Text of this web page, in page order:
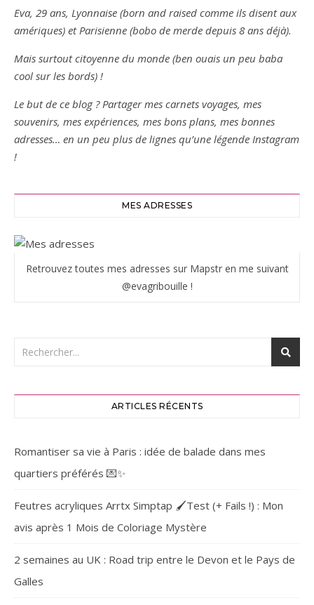
Eva, 29 ans, Lyonnaise (born and raised comme ils disent aux
amériques) et Parisienne (bobo de merde depuis 8 ans déjà).
Mais surtout citoyenne du monde (ben ouais un peu baba
cool sur les bords) !
Le but de ce blog ? Partager mes carnets voyages, mes
souvenirs, mes expériences, mes bons plans, mes bonnes
adresses… en un peu plus de lignes qu’une légende Instagram
!
MES ADRESSES
Retrouvez toutes mes adresses sur Mapstr en me suivant
@evagribouille !
ARTICLES RÉCENTS
Romantiser sa vie à Paris : idée de balade dans mes
quartiers préférés 💌✨
Feutres acryliques Arrtx Simptap 🖌️Test (+ Fails !) : Mon
avis après 1 Mois de Coloriage Mystère
2 semaines au UK : Road trip entre le Devon et le Pays de
Galles